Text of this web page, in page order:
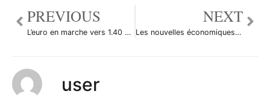
PREVIOUS
L’euro en marche vers 1.40 puis 1.45 dollar
NEXT
Les nouvelles économiques du 3 février 2011
user